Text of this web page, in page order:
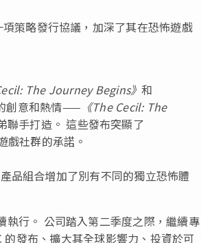
策略發行協議，加深了其在恐怖遊戲
The Journey Begins》和
創意和熱情—— 《The Cecil: The
聯手打造。 這些發布突顯了
戲社群的承諾。
品組合增加了別有不同的獨立恐怖體
執行。 公司踏入第二季度之際，繼續專
的發布、擴大其全球影響力、投資於可